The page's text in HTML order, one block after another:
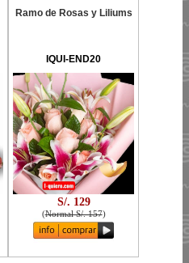
Ramo de Rosas y Liliums
IQUI-END20
S/. 129
(Normal S/. 157)